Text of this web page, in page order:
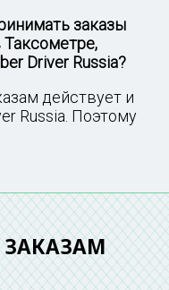
заказы
Таксометре,
Driver Russia?
действует и
Russia. Поэтому